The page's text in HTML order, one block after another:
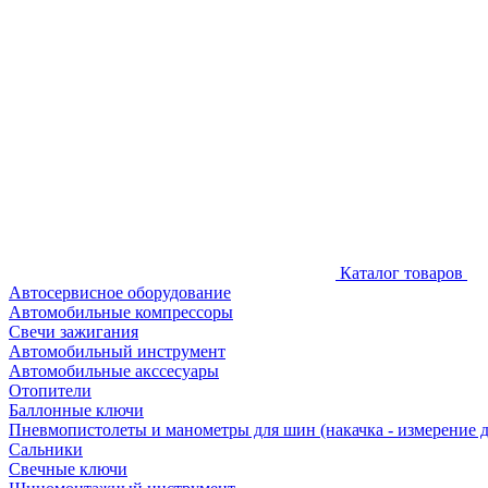
Каталог товаров
Автосервисное оборудование
Автомобильные компрессоры
Свечи зажигания
Автомобильный инструмент
Автомобильные акссесуары
Отопители
Баллонные ключи
Пневмопистолеты и манометры для шин (накачка - измерение
Сальники
Свечные ключи